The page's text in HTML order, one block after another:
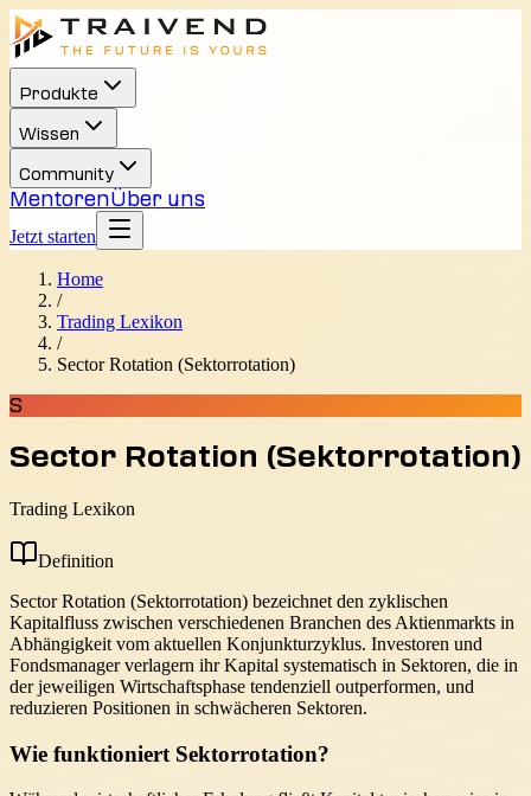
Produkte
Wissen
Community
MentorenÜber uns
Jetzt starten
Home
/
Trading Lexikon
/
Sector Rotation (Sektorrotation)
S
Sector Rotation (Sektorrotation)
Trading Lexikon
Definition
Sector Rotation (Sektorrotation) bezeichnet den zyklischen
Kapitalfluss zwischen verschiedenen Branchen des Aktienmarkts in
Abhängigkeit vom aktuellen Konjunkturzyklus. Investoren und
Fondsmanager verlagern ihr Kapital systematisch in Sektoren, die in
der jeweiligen Wirtschaftsphase tendenziell outperformen, und
reduzieren Positionen in schwächeren Sektoren.
Wie funktioniert Sektorrotation?